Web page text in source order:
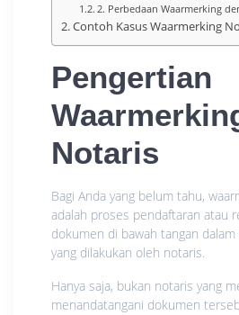
2. Perbedaan Waarmerking
Contoh Kasus Waarmerking
Pengertian
Notaris
Bagi Anda yang belum tahu,
adalah proses pendaftaran atau
dokumen di bawah tangan
yang dilakukan oleh notaris.
Hanya saja, bukan notaris yang
menandatangani dokumen